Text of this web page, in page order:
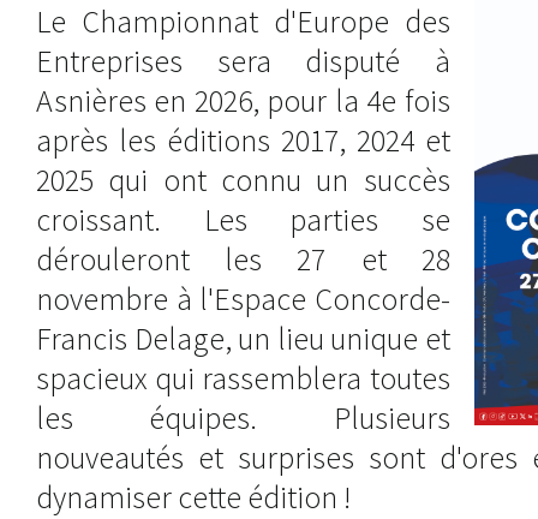
Le Championnat d'Europe des
Entreprises sera disputé à
Asnières en 2026, pour la 4e fois
après les éditions 2017, 2024 et
2025 qui ont connu un succès
croissant. Les parties se
dérouleront les 27 et 28
novembre à l'Espace Concorde-
Francis Delage, un lieu unique et
spacieux qui rassemblera toutes
les équipes. Plusieurs
nouveautés et surprises sont
dynamiser cette édition !